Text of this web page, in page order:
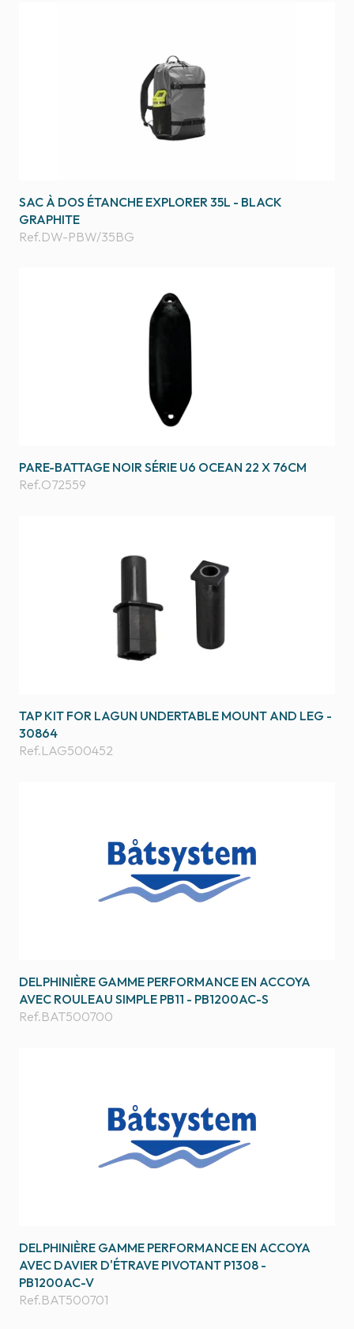
SAC À DOS ÉTANCHE EXPLORER 35L - BLACK
GRAPHITE
Ref.DW-PBW/35BG
PARE-BATTAGE NOIR SÉRIE U6 OCEAN 22 X 76CM
Ref.O72559
TAP KIT FOR LAGUN UNDERTABLE MOUNT AND LEG -
30864
Ref.LAG500452
DELPHINIÈRE GAMME PERFORMANCE EN ACCOYA
AVEC ROULEAU SIMPLE PB11 - PB1200AC-S
Ref.BAT500700
DELPHINIÈRE GAMME PERFORMANCE EN ACCOYA
AVEC DAVIER D'ÉTRAVE PIVOTANT P1308 -
PB1200AC-V
Ref.BAT500701